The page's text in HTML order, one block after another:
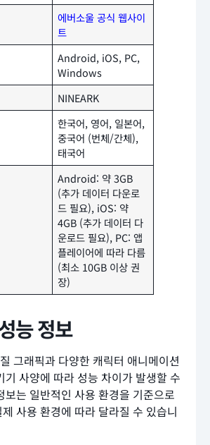
에버소울 공식 웹사이
트
Android, iOS, PC,
Windows
NINEARK
한국어, 영어, 일본어,
중국어 (번체/간체),
태국어
Android: 약 3GB
(추가 데이터 다운로
드 필요), iOS: 약
4GB (추가 데이터 다
운로드 필요), PC: 앱
플레이어에 따라 다름
(최소 10GB 이상 권
장)
능 정보
그래픽과 다양한 캐릭터 애니메이션
기 사양에 따라 성능 차이가 발생할 수
보는 일반적인 사용 환경을 기준으로
사용 환경에 따라 달라질 수 있습니